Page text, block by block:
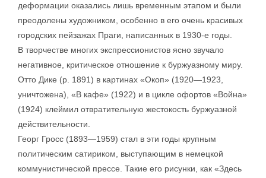
деформации оказались лишь временным этапом и были
преодолены художником, особенно в его очень красивых
городских пейзажах Праги, написанных в 1930-е годы.
В творчестве многих экспрессионистов ясно звучало
негативное, критическое отношение к буржуазному миру.
Отто Дике (р. 1891) в картинах «Окоп» (1920—1923,
уничтожена), «В кафе» (1922) и в цикле офортов «Война»
(1924) клеймил отвратительную жестокость буржуазной
действительности.
Георг Гросс (1893—1959) стал в эти годы крупным
политическим сатириком, выступающим в немецкой
коммунистической прессе. Такие его рисунки, как «Здесь